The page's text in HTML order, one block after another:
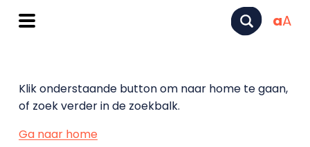
aA
Klik onderstaande button om naar home te gaan,
of zoek verder in de zoekbalk.
Ga naar home